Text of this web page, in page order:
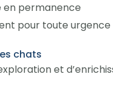
en permanence
pour toute urgence
chats
et